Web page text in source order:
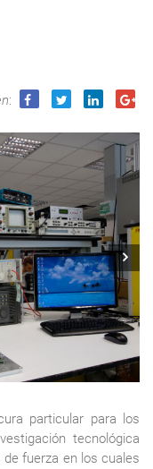
:
Next
particular para los
tecnológica
fuerza en los cuales